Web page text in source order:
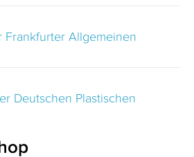
Frankfurter Allgemeinen
Deutschen Plastischen